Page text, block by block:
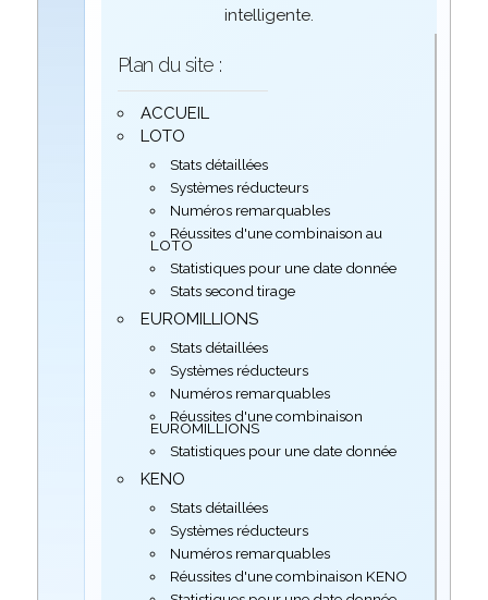
intelligente.
Plan du site :
ACCUEIL
LOTO
Stats détaillées
Systèmes réducteurs
Numéros remarquables
Réussites d'une combinaison au
LOTO
Statistiques pour une date donnée
Stats second tirage
EUROMILLIONS
Stats détaillées
Systèmes réducteurs
Numéros remarquables
Réussites d'une combinaison
EUROMILLIONS
Statistiques pour une date donnée
KENO
Stats détaillées
Systèmes réducteurs
Numéros remarquables
Réussites d'une combinaison KENO